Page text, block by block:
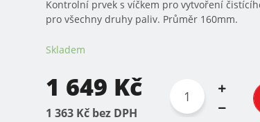
Kontrolní prvek s víčkem pro vytvoření
pro všechny druhy paliv. Průměr 160mm.
Skladem
1 649 Kč
1 363 Kč bez DPH